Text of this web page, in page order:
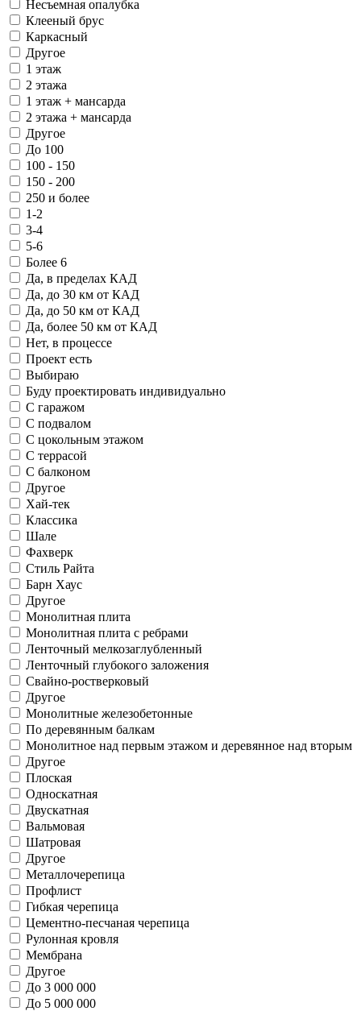
Несъемная опалубка
Клееный брус
Каркасный
Другое
1 этаж
2 этажа
1 этаж + мансарда
2 этажа + мансарда
Другое
До 100
100 - 150
150 - 200
250 и более
1-2
3-4
5-6
Более 6
Да, в пределах КАД
Да, до 30 км от КАД
Да, до 50 км от КАД
Да, более 50 км от КАД
Нет, в процессе
Проект есть
Выбираю
Буду проектировать индивидуально
С гаражом
С подвалом
С цокольным этажом
С террасой
С балконом
Другое
Хай-тек
Классика
Шале
Фахверк
Стиль Райта
Барн Хаус
Другое
Монолитная плита
Монолитная плита с ребрами
Ленточный мелкозаглубленный
Ленточный глубокого заложения
Свайно-ростверковый
Другое
Монолитные железобетонные
По деревянным балкам
Монолитное над первым этажом и деревянное над вторым
Другое
Плоская
Односкатная
Двускатная
Вальмовая
Шатровая
Другое
Металлочерепица
Профлист
Гибкая черепица
Цементно-песчаная черепица
Рулонная кровля
Мембрана
Другое
До 3 000 000
До 5 000 000